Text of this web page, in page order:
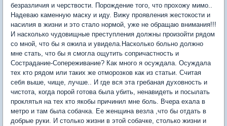
безразличия и черствости. Порождение того, что прохожу мимо..
Надеваю каменную маску и иду. Вижу проявления жестокости и
насилия в жизни и это стало нормой, уже не обращаю внимания!!!
И насколько чудовищные преступления должны произойти рядом
со мной, что бы я ожила и увидела.Насколько больно должно
мне стать, что бы я смогла ощутить сопричастность и
Сострадание-Сопереживание? Как много я осуждала. Осуждала
тех кто рядом или таких же отморозков как из статьи. Считая
себя выше, чище, лучше.. И где вся эта гребаная духовность и
чистота, когда порой готова была убить, ненавидеть и посылать
проклятья на тех кто якобы причинил мне боль. Вчера ехала в
метро и там была собачка. Ее женщина везла ,что бы отдать в
добрые руки. И столько жизни в этой собачке, столько жизни и